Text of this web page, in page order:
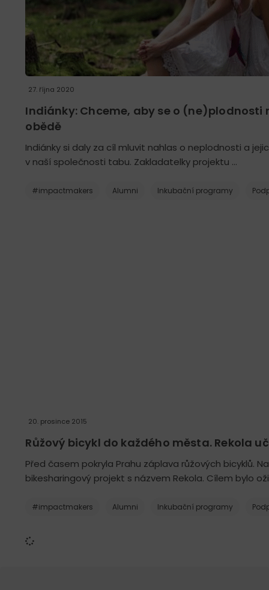
27. října 2020
Indiánky: Chceme, aby se o
obědě
Indiánky si daly za cíl mluvit nahlas o neplodnosti a
v naší společnosti tabu. Zakladatelky projektu …
#impactmakers Alumni Inkubační programy
20. prosince 2015
Růžový bicykl do každého města. Rekola
Před časem pokryla Prahu záplava růžových bicyklů.
bikesharingový projekt s názvem Rekola. Cílem bylo
#impactmakers Alumni Inkubační programy